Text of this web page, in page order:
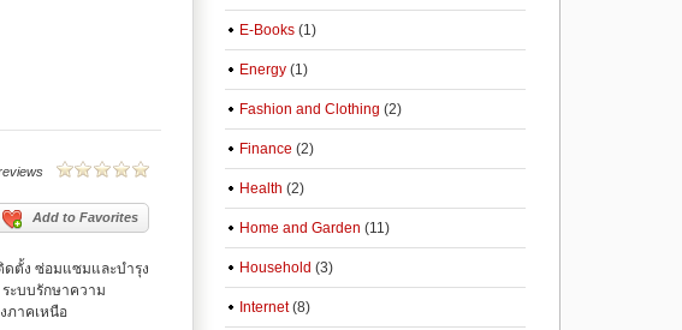
Add to Favorites
ดตั้ง ซ่อมแซมและบำรุง
ระบบรักษาความ
ภาคเหนือ
E-Books (1)
Energy (1)
Fashion and Clothing (2)
Finance (2)
Health (2)
Home and Garden (11)
Household (3)
Internet(8)